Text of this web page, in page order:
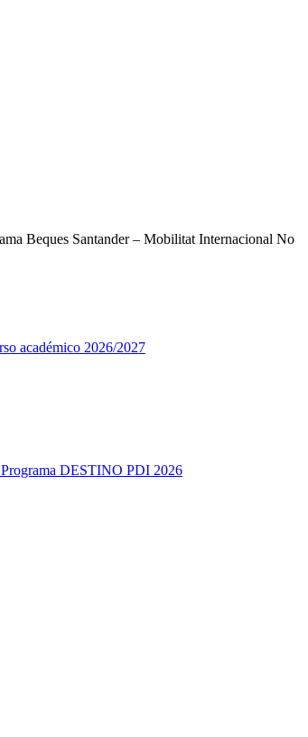
Beques Santander – Mobilitat Internacional No
académico 2026/2027
Programa DESTINO PDI 2026